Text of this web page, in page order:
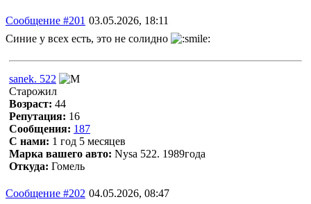
Сообщение #201 03.05.2026, 18:11
Синие у всех есть, это не солидно
sanek. 522
Старожил
Возраст: 44
Репутация: 16
Сообщения: 187
С нами: 1 год 5 месяцев
Марка вашего авто: Nysa 522. 1989года
Откуда: Гомель
Сообщение #202 04.05.2026, 08:47